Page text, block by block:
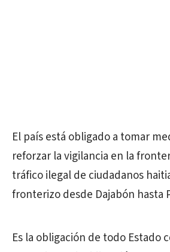
El país está obligado a tomar
reforzar la vigilancia en la
tráfico ilegal de ciudadanos
fronterizo desde Dajabón hasta
Es la obligación de todo Estado